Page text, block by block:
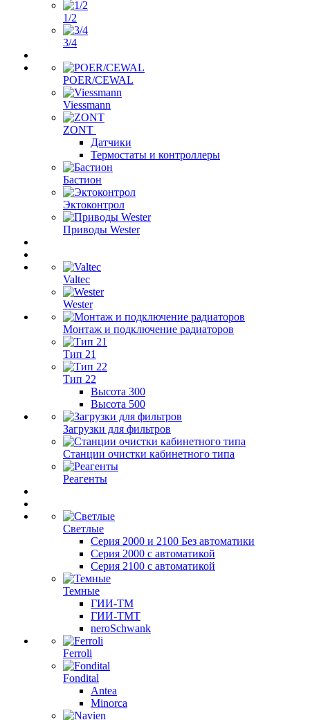
1/2
3/4
POER/CEWAL
Viessmann
ZONT
Датчики
Термостаты и контроллеры
Бастион
Эктоконтрол
Приводы Wester
Valtec
Wester
Монтаж и подключение радиаторов
Тип 21
Тип 22
Высота 300
Высота 500
Загрузки для фильтров
Станции очистки кабинетного типа
Реагенты
Светлые
Серия 2000 и 2100 Без автоматики
Серия 2000 с автоматикой
Серия 2100 с автоматикой
Темные
ГИИ-ТМ
ГИИ-ТМТ
neroSchwank
Ferroli
Fondital
Antea
Minorca